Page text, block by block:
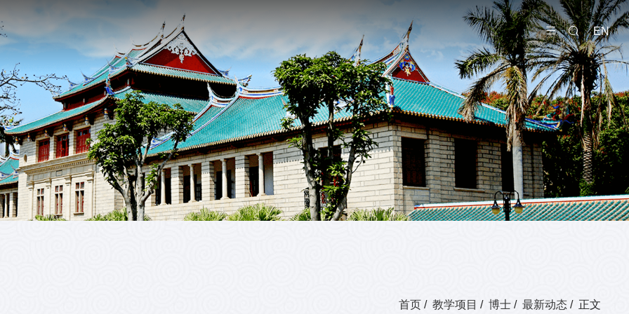
EN
首页 / 教学项目 / 博士 / 最新动态 / 正文